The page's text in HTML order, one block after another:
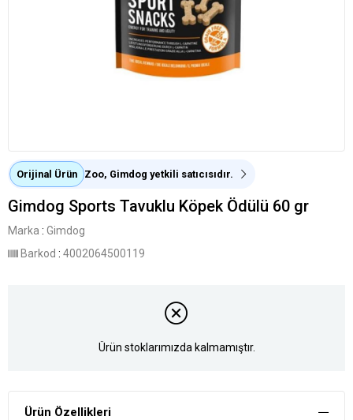
Orijinal Ürün Zoo, Gimdog yetkili satıcısıdır.
Gimdog Sports Tavuklu Köpek Ödülü 60 gr
Marka : Gimdog
Barkod : 4002064500119
Ürün stoklarımızda kalmamıştır.
Ürün Özellikleri